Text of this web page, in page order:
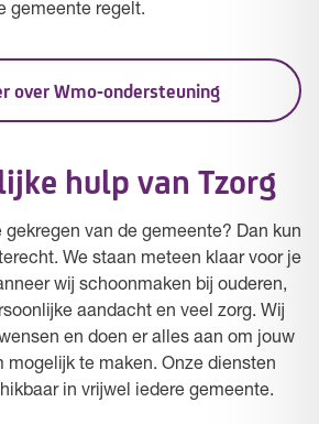
gemeente regelt.
over Wmo-ondersteuning
hulp van Tzorg
van de gemeente? Dan kun
We staan meteen klaar voor je
wij schoonmaken bij ouderen,
aandacht en veel zorg. Wij
en doen er alles aan om jouw
mogelijk te maken. Onze diensten
in vrijwel iedere gemeente.